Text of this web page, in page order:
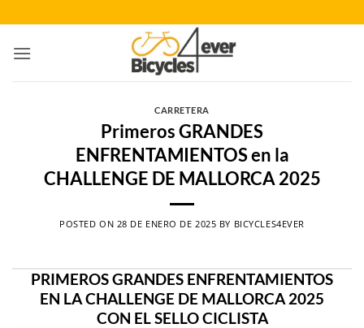
al
contenido
CARRETERA
Primeros GRANDES
ENFRENTAMIENTOS en la
CHALLENGE DE MALLORCA 2025
POSTED ON 28 DE ENERO DE 2025 BY BICYCLES4EVER
PRIMEROS GRANDES ENFRENTAMIENTOS
EN LA CHALLENGE DE MALLORCA 2025
CON EL SELLO CICLISTA